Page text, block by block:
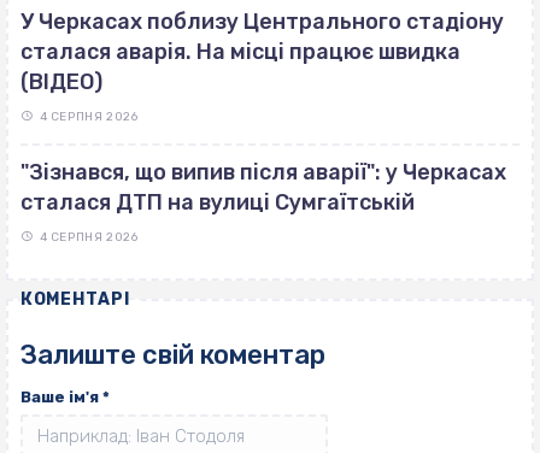
У Черкасах поблизу Центрального стадіону
сталася аварія. На місці працює швидка
(ВІДЕО)
4 СЕРПНЯ 2026
"Зізнався, що випив після аварії": у Черкасах
сталася ДТП на вулиці Сумгаїтській
4 СЕРПНЯ 2026
КОМЕНТАРІ
Залиште свій коментар
Ваше ім'я *